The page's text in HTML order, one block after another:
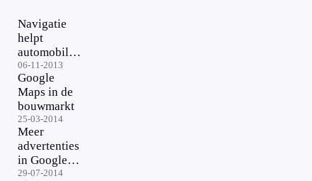
Navigatie
helpt
automobilist
snel door
file
06-11-2013
Google
Maps in de
bouwmarkt
25-03-2014
Meer
advertenties
in Google
Maps
29-07-2014